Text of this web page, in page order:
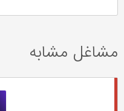
مشاغل مشابه